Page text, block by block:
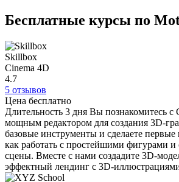
Бесплатные курсы по
Skillbox
Cinema 4D
4.7
5 отзывов
Цена бесплатно
Длительность 3 дня Вы познакомитесь
мощным редактором для создания 3D-
базовые инструменты и сделаете
как работать с простейшими фигурами и
сцены. Вместе с нами создадите 3D-
эффектный лендинг с 3D-